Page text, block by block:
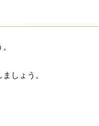
しょう。